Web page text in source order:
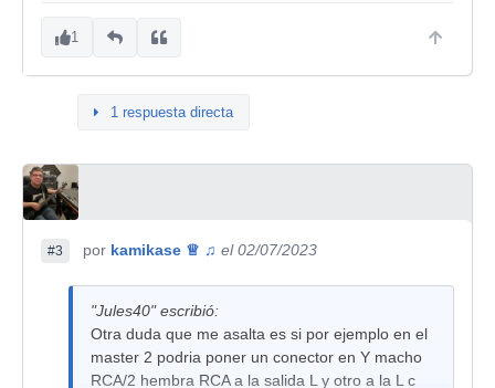
1
1 respuesta directa
#3 por kamikase ♕ ♫ el 02/07/2023
"Jules40" escribió:
Otra duda que me asalta es si por ejemplo en el
master 2 podria poner un conector en Y macho
RCA/2 hembra RCA a la salida L y otro a la L c